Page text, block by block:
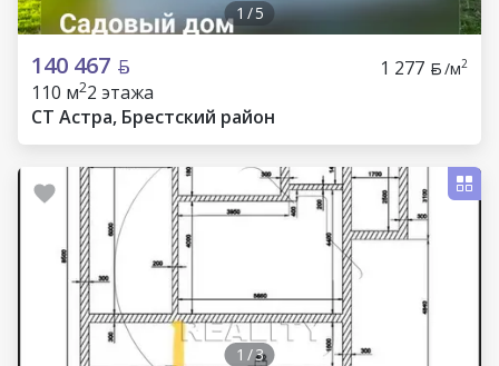
1 /5
140 467 1 277 /м2
110 м22 этажа
СТ Астра, Брестский район
1 /3